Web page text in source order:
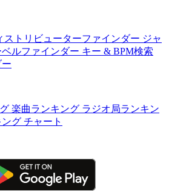
ストリビューターファインダー ジャ
ベルファインダー キー & BPM検索
楽曲ランキング ラジオ局ランキン
グ チャート